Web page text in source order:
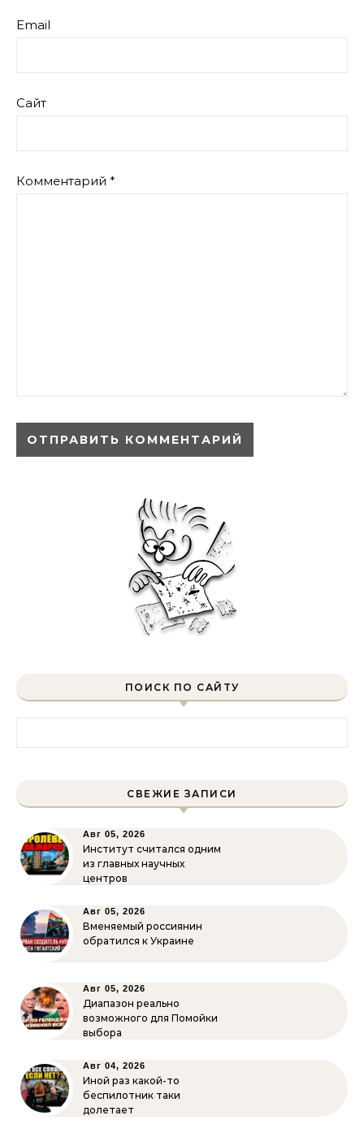
Email
Сайт
Комментарий *
ПОИСК ПО САЙТУ
СВЕЖИЕ ЗАПИСИ
Авг 05, 2026
Институт считался одним
из главных научных
центров
Авг 05, 2026
Вменяемый россиянин
обратился к Украине
Авг 05, 2026
Диапазон реально
возможного для Помойки
выбора
Авг 04, 2026
Иной раз какой-то
беспилотник таки
долетает